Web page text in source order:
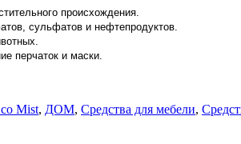
происхождения.
сульфатов и нефтепродуктов.
перчаток и маски.
Mist, ДОМ, Средства для мебели,